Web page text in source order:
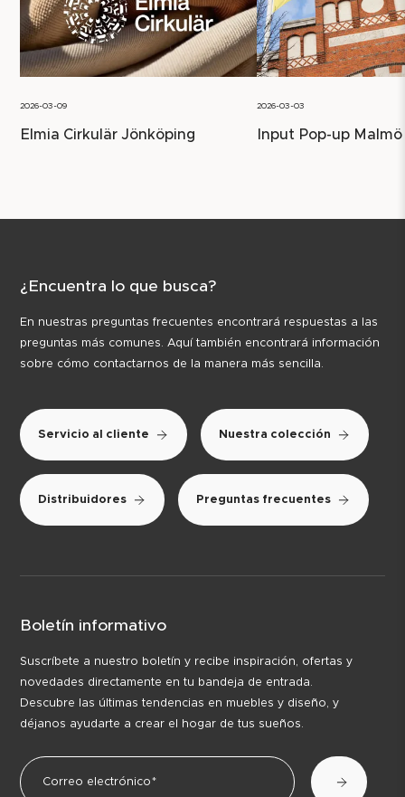
2026-03-09
Elmia Cirkulär Jönköping
2026-03-03
Input Pop-up Malmö
¿Encuentra lo que busca?
En nuestras preguntas frecuentes encontrará respuestas a las
preguntas más comunes. Aquí también encontrará información
sobre cómo contactarnos de la manera más sencilla.
Servicio al cliente Nuestra colección
Distribuidores Preguntas frecuentes
Boletín informativo
Suscríbete a nuestro boletín y recibe inspiración, ofertas y
novedades directamente en tu bandeja de entrada.
Descubre las últimas tendencias en muebles y diseño, y
déjanos ayudarte a crear el hogar de tus sueños.